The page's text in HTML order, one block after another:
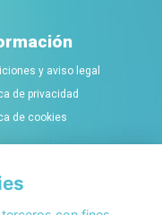
y aviso legal
de privacidad
de cookies
de Bobaly Partners